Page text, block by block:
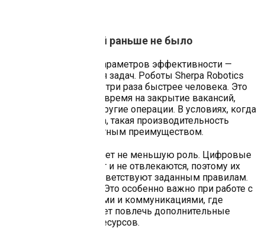
Скорость, которой раньше не было
Один из ключевых параметров эффективности —
скорость выполнения задач. Роботы Sherpa Robotics
работают минимум в три раза быстрее человека. Это
позволяет сократить время на закрытие вакансий,
обработку заявок и другие операции. В условиях, когда
каждая минута важна, такая производительность
становится конкурентным преимуществом.
Точность работы играет не меньшую роль. Цифровые
сотрудники не устают и не отвлекаются, поэтому их
действия всегда соответствуют заданным правилам.
Ошибки исключены. Это особенно важно при работе с
документами, данными и коммуникациями, где
каждый промах может повлечь дополнительные
затраты времени и ресурсов.